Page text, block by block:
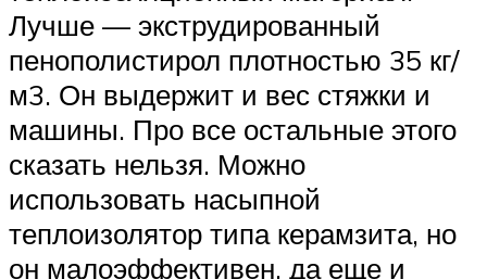
Лучше — экструдированный
пенополистирол плотностью 35 кг/
м3. Он выдержит и вес стяжки и
машины. Про все остальные этого
сказать нельзя. Можно
использовать насыпной
теплоизолятор типа керамзита, но
он малоэффективен, да еще и